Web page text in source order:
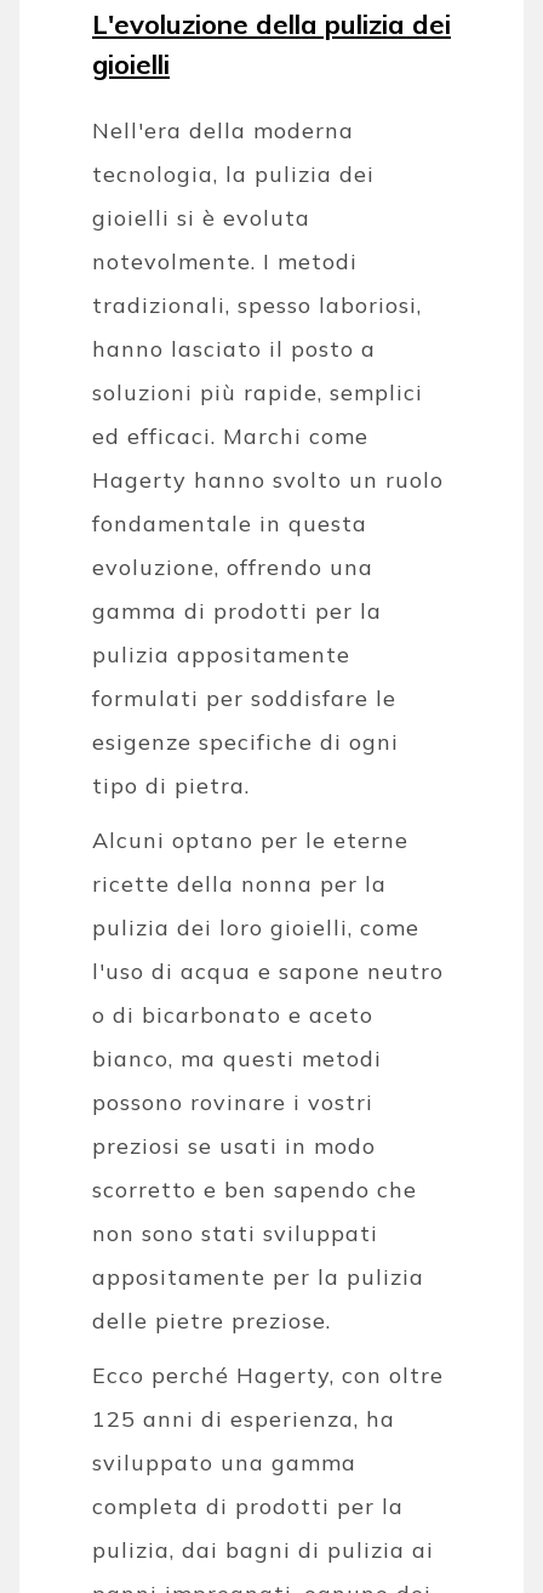
L'evoluzione della pulizia dei
gioielli
Nell'era della moderna
tecnologia, la pulizia dei
gioielli si è evoluta
notevolmente. I metodi
tradizionali, spesso laboriosi,
hanno lasciato il posto a
soluzioni più rapide, semplici
ed efficaci. Marchi come
Hagerty hanno svolto un ruolo
fondamentale in questa
evoluzione, offrendo una
gamma di prodotti per la
pulizia appositamente
formulati per soddisfare le
esigenze specifiche di ogni
tipo di pietra.
Alcuni optano per le eterne
ricette della nonna per la
pulizia dei loro gioielli, come
l'uso di acqua e sapone neutro
o di bicarbonato e aceto
bianco, ma questi metodi
possono rovinare i vostri
preziosi se usati in modo
scorretto e ben sapendo che
non sono stati sviluppati
appositamente per la pulizia
delle pietre preziose.
Ecco perché Hagerty, con oltre
125 anni di esperienza, ha
sviluppato una gamma
completa di prodotti per la
pulizia, dai bagni di pulizia ai